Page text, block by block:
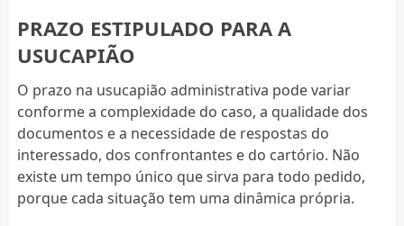
PRAZO ESTIPULADO PARA A
USUCAPIÃO
O prazo na usucapião administrativa pode variar
conforme a complexidade do caso, a qualidade dos
documentos e a necessidade de respostas do
interessado, dos confrontantes e do cartório. Não
existe um tempo único que sirva para todo pedido,
porque cada situação tem uma dinâmica própria.